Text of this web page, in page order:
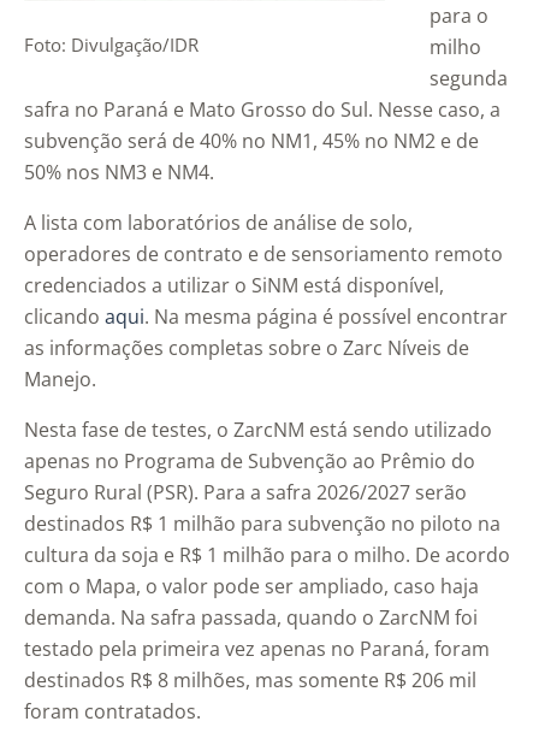
Foto: Divulgação/IDR
para o
milho
segunda
safra no Paraná e Mato Grosso do Sul. Nesse caso, a
subvenção será de 40% no NM1, 45% no NM2 e de
50% nos NM3 e NM4.
A lista com laboratórios de análise de solo,
operadores de contrato e de sensoriamento remoto
credenciados a utilizar o SiNM está disponível,
clicando aqui. Na mesma página é possível encontrar
as informações completas sobre o Zarc Níveis de
Manejo.
Nesta fase de testes, o ZarcNM está sendo utilizado
apenas no Programa de Subvenção ao Prêmio do
Seguro Rural (PSR). Para a safra 2026/2027 serão
destinados R$ 1 milhão para subvenção no piloto na
cultura da soja e R$ 1 milhão para o milho. De acordo
com o Mapa, o valor pode ser ampliado, caso haja
demanda. Na safra passada, quando o ZarcNM foi
testado pela primeira vez apenas no Paraná, foram
destinados R$ 8 milhões, mas somente R$ 206 mil
foram contratados.